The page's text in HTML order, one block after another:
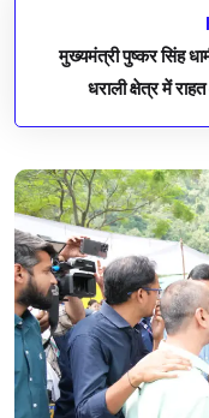
मुख्यमंत्री पुष्कर सिंह
धराली क्षेत्र में